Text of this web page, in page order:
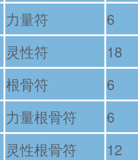
力量符
6
灵性符
18
根骨符
6
力量根骨符
6
灵性根骨符
12